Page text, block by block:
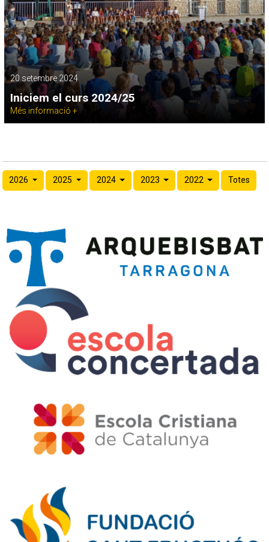
20 setembre 2024
Iniciem el curs 2024/25
Més informació +
2026 2025 2024 2023 2022 Totes